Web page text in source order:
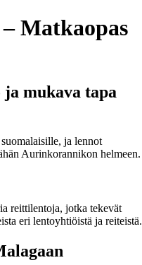
Matkaopas
mukava tapa
ja lennot
Aurinkorannikon helmeen.
reittilentoja, jotka tekevät
eri lentoyhtiöistä ja reiteistä.